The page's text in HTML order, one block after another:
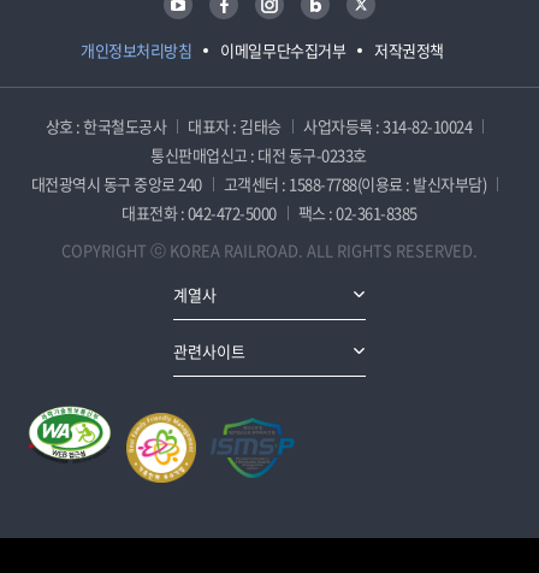
개인정보처리방침 이메일무단수집거부 저작권정책
상호 : 한국철도공사 대표자 : 김태승
사업자등록 : 314-82-10024
통신판매업신고 : 대전 동구-0233호
대전광역시 동구 중앙로 240
고객센터 : 1588-7788(이용료 : 발신자부담)
대표전화 : 042-472-5000
팩스 : 02-361-8385
COPYRIGHT ⓒ KOREA RAILROAD. ALL RIGHTS RESERVED.
계열사
관련사이트